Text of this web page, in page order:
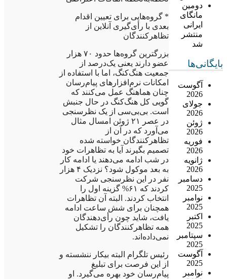
دومین
مانگای
ایرانی
منتشر
شد
بایگانی‌ها
آگوست
2026
جولای
2026
ژوئن
2026
فوریه
2026
ژانویه
2026
دسامبر
2025
نوامبر
2025
اکتبر
2025
سپتامبر
2025
آگوست
2025
نوامبر
* گروه‌هایی برای تعیین اقدام
بعدی با رأی‌گیری آنلاین از
تظاهرکنندگان
بزرگترین گروه‌ها حدود ۷۰ هزار
عضو دارند یعنی یک‌درصد از
جمعیت هنگ‌کنگ، اما با استفاده از
امکانات نرم‌افزارهای پیام‌رسان
چنان هماهنگ عمل می‌کنند که
گویی کل هنگ‌کنگ در حال جنبش
است. بی‌بی‌سی از یک نظرسنجی
در عصر ۲۱ ژوئن امسال مثال
می‌آورد که در آن از
تظاهرکنندگان خواسته شده
تصمیم بگیرند آیا به تظاهرات خود
در شب ادامه می‌دهند یا ادامه کار
به بعد موکول شود؟ نزدیک ۴ هزار
نفر در این نظرسنجی شرکت
کردند که ۶۱% گزینه اول را
انتخاب کردند. البته آن تظاهرات
همچنان برای شش ساعت ادامه
یافت، شاید چون رأی‌دهندگان
همه تظاهرکنندگان را تشکیل
نمی‌داده‌اند.
رئیس تلگرام البته بیکار ننشسته و
از این فرصت برای تبلیغ
پیام‌رسان خود بهره می‌گیرد. او